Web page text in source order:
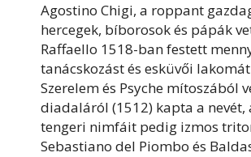
Agostino Chigi, a roppant
hercegek, bíborosok és pápák
Raffaello 1518-ban festett
tanácskozást és esküvői
Szerelem és Psyche mítoszából
diadaláról (1512) kapta a
tengeri nimfáit pedig izmos
Sebastiano del Piombo és